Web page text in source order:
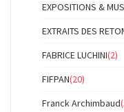
EXPOSITIONS &
EXTRAITS DES
FABRICE LUCHINI(2)
FIFPAN(20)
Franck Archimbaud